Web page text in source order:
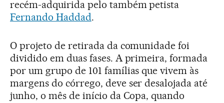
recém-adquirida pelo também petista
Fernando Haddad.
O projeto de retirada da comunidade foi
dividido em duas fases. A primeira, formada
por um grupo de 101 famílias que vivem às
margens do córrego, deve ser desalojada até
junho, o mês de início da Copa, quando